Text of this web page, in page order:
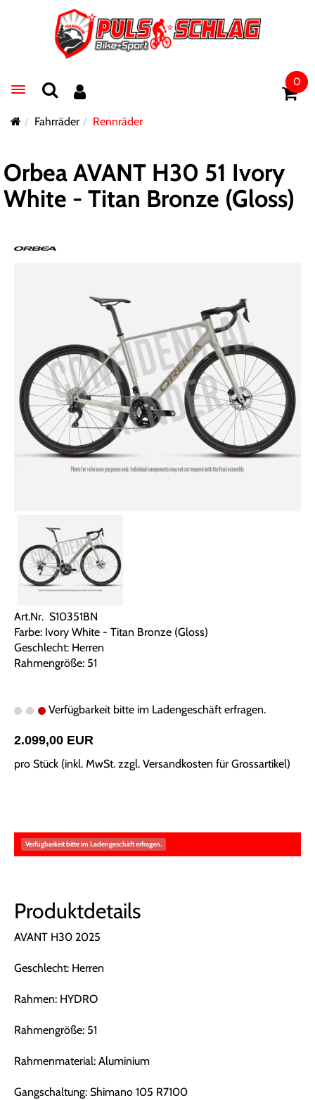
Toggle navigation
0
Fahrräder Rennräder
Orbea AVANT H30 51 Ivory
White - Titan Bronze (Gloss)
Art.Nr. S10351BN
Farbe: Ivory White - Titan Bronze (Gloss)
Geschlecht: Herren
Rahmengröße: 51
Verfügbarkeit bitte im Ladengeschäft erfragen.
2.099,00 EUR
pro Stück (inkl. MwSt. zzgl. Versandkosten für Grossartikel)
Verfügbarkeit bitte im Ladengeschäft erfragen.
Produktdetails
AVANT H30 2025
Geschlecht: Herren
Rahmen: HYDRO
Rahmengröße: 51
Rahmenmaterial: Aluminium
Gangschaltung: Shimano 105 R7100